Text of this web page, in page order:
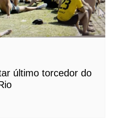
último torcedor do